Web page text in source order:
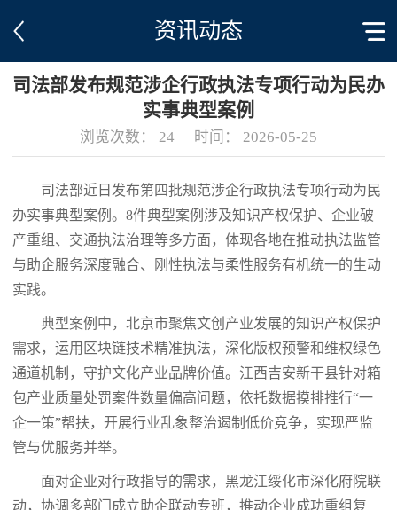
资讯动态
司法部发布规范涉企行政执法专项行动为民办
实事典型案例
浏览次数： 24 时间： 2026-05-25
司法部近日发布第四批规范涉企行政执法专项行动为民
办实事典型案例。8件典型案例涉及知识产权保护、企业破
产重组、交通执法治理等多方面，体现各地在推动执法监管
与助企服务深度融合、刚性执法与柔性服务有机统一的生动
实践。
典型案例中，北京市聚焦文创产业发展的知识产权保护
需求，运用区块链技术精准执法，深化版权预警和维权绿色
通道机制，守护文化产业品牌价值。江西吉安新干县针对箱
包产业质量处罚案件数量偏高问题，依托数据摸排推行“一
企一策”帮扶，开展行业乱象整治遏制低价竞争，实现严监
管与优服务并举。
面对企业对行政指导的需求，黑龙江绥化市深化府院联
动，协调多部门成立助企联动专班，推动企业成功重组复